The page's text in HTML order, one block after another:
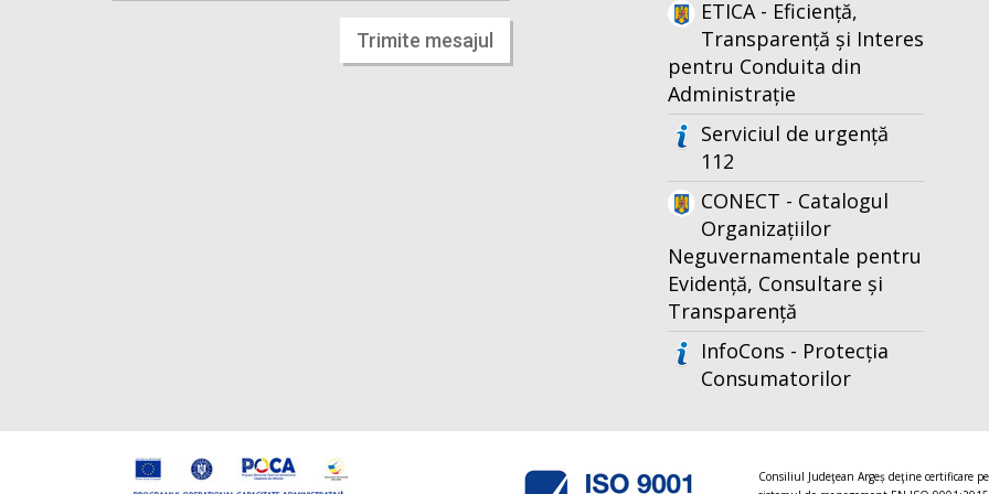
Trimite mesajul
ETICA - Eficiență,
Transparență și Interes
pentru Conduita din
Administrație
Serviciul de urgență
112
CONECT - Catalogul
Organizațiilor
Neguvernamentale pentru
Evidență, Consultare și
Transparență
InfoCons - Protecția
Consumatorilor
Consiliul Judeţean Argeș deţine certificare